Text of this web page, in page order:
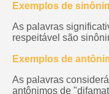
Exemplos de
As palavras
respeitável são
Exemplos de
As palavras
antônimos de